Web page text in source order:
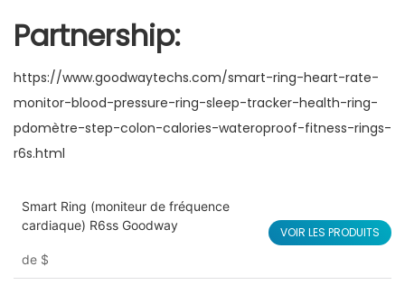
Partnership:
https://www.goodwaytechs.com/smart-ring-heart-rate-
monitor-blood-pressure-ring-sleep-tracker-health-ring-
pdomètre-step-colon-calories-wateroproof-fitness-rings-
r6s.html
Smart Ring (moniteur de fréquence
cardiaque) R6ss Goodway
de $
VOIR LES PRODUITS